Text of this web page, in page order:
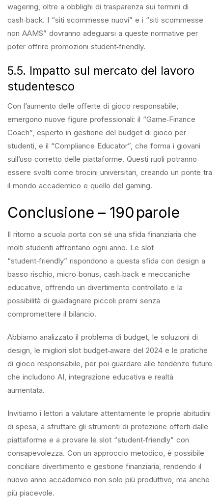
wagering, oltre a obblighi di trasparenza sui termini di
cash‑back. I “siti scommesse nuovi” e i “siti scommesse
non AAMS” dovranno adeguarsi a queste normative per
poter offrire promozioni student‑friendly.
5.5. Impatto sul mercato del lavoro
studentesco
Con l’aumento delle offerte di gioco responsabile,
emergono nuove figure professionali: il “Game‑Finance
Coach”, esperto in gestione del budget di gioco per
studenti, e il “Compliance Educator”, che forma i giovani
sull’uso corretto delle piattaforme. Questi ruoli potranno
essere svolti come tirocini universitari, creando un ponte tra
il mondo accademico e quello del gaming.
Conclusione – 190 parole
Il ritorno a scuola porta con sé una sfida finanziaria che
molti studenti affrontano ogni anno. Le slot
“student‑friendly” rispondono a questa sfida con design a
basso rischio, micro‑bonus, cash‑back e meccaniche
educative, offrendo un divertimento controllato e la
possibilità di guadagnare piccoli premi senza
compromettere il bilancio.
Abbiamo analizzato il problema di budget, le soluzioni di
design, le migliori slot budget‑aware del 2024 e le pratiche
di gioco responsabile, per poi guardare alle tendenze future
che includono AI, integrazione educativa e realtà
aumentata.
Invitiamo i lettori a valutare attentamente le proprie abitudini
di spesa, a sfruttare gli strumenti di protezione offerti dalle
piattaforme e a provare le slot “student‑friendly” con
consapevolezza. Con un approccio metodico, è possibile
conciliare divertimento e gestione finanziaria, rendendo il
nuovo anno accademico non solo più produttivo, ma anche
più piacevole.